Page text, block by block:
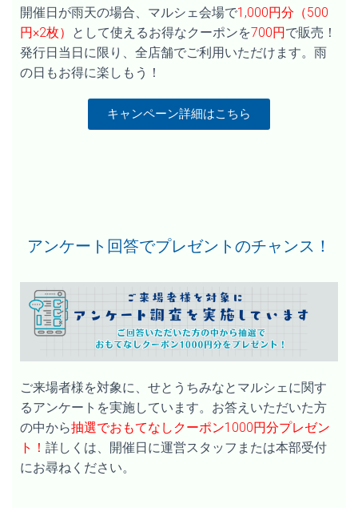
開催日が雨天の場合、マルシェ会場で1,000円分（500
円×2枚）
として使えるお得なクーポンを700円で販売！
発行日当日に限り、全店舗でご利用いただけます。雨
の日もお得に楽しもう！
キャンペーン詳細はこちら
アンケート回答でプレゼントのチャンス！
ご来場者様を対象に、せとうちみなとマルシェに関す
るアンケートを実施しています。お答えいただいた方
の中から抽選でおもてなしクーポン1000円分プレゼン
ト！ 詳しくは、開催日に運営スタッフまたは本部受付
にお尋ねください。